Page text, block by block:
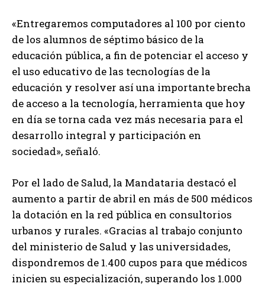
«Entregaremos computadores al 100 por ciento
de los alumnos de séptimo básico de la
educación pública, a fin de potenciar el acceso y
el uso educativo de las tecnologías de la
educación y resolver así una importante brecha
de acceso a la tecnología, herramienta que hoy
en día se torna cada vez más necesaria para el
desarrollo integral y participación en
sociedad», señaló.
Por el lado de Salud, la Mandataria destacó el
aumento a partir de abril en más de 500 médicos
la dotación en la red pública en consultorios
urbanos y rurales. «Gracias al trabajo conjunto
del ministerio de Salud y las universidades,
dispondremos de 1.400 cupos para que médicos
inicien su especialización, superando los 1.000